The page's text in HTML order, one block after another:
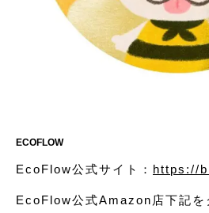
ECOFLOW
EcoFlow公式サイト： https://
EcoFlow公式Amazon店下記を